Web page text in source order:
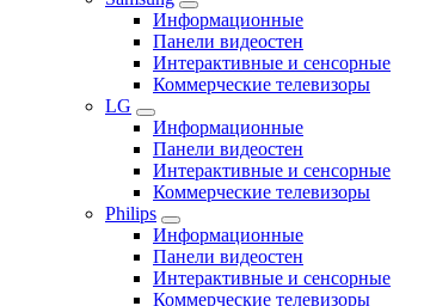
Информационные
Панели видеостен
Интерактивные и сенсорные
Коммерческие телевизоры
LG
Информационные
Панели видеостен
Интерактивные и сенсорные
Коммерческие телевизоры
Philips
Информационные
Панели видеостен
Интерактивные и сенсорные
Коммерческие телевизоры